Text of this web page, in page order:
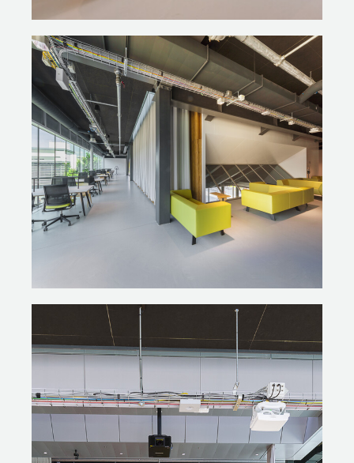
ruimtes. De inrichting is dan ook mede gebaseerd op
de adviezen van akoestisch expert Peutz.
UITDAGENDE IMPLEMENTATIE,
GESLAAGD EINDRESULTAAT
Pulse ligt in het hart van de TU-campus en grenst direct
aan een aantal faculteiten en een groot plein. Van
belang was dat de bouw en inrichting ervan zo min
mogelijk overlast gaf voor de directe omgeving waarin
onderwijs, onderzoek en andere activiteiten
plaatsvinden. Dat betekende een uitdaging, zowel qua
planning als logistiek. Er zijn concessies gedaan in de
steeg. Het gebouw is inmiddels in gebruik en de eerste
geluiden vanuit de gebruikers zijn positief.
Fotografie: Chris van Koeverden